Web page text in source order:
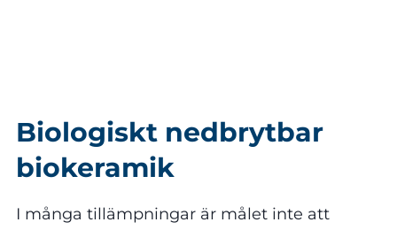
Biologiskt nedbrytbar
biokeramik
I många tillämpningar är målet inte att